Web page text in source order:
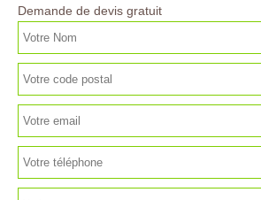
Demande de devis gratuit